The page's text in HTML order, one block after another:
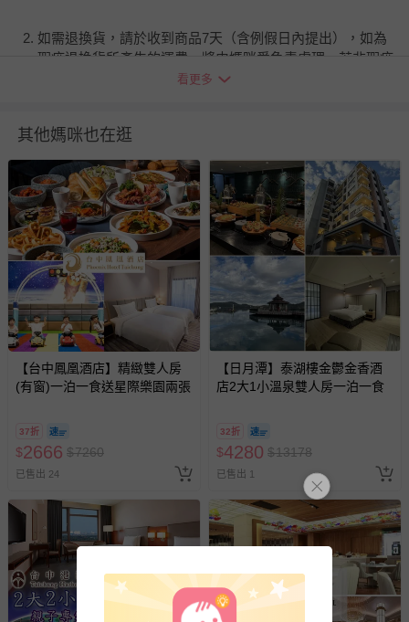
如需退換貨，請於收到商品7天（含例假日內提出），如為
瑕疵退換貨所產生的運費，將由媽咪愛負責處理，若非瑕疵
退貨，您可至『查詢訂單』>『已出貨』中查詢該筆訂單，
與服務，謝謝。
針對滿件折/滿額贈…等活動，如因部份退貨，而該訂單保
留商品未達活動門檻，將以原價計算，活動贈品亦需一併退
回。
部分商品依據消費者保護法的規定，不適用七天鑑賞期/猶
豫期範圍：
易於腐敗、保存期限較短或解約時即將逾期（例如生鮮
商品、食品等）。
客製化商品（例如客製生日書、姓名貼等）。
報紙、期刊或雜誌（惟書籍如經拆封、使用，則酌收整
經消費者拆封之影音商品或電腦軟體（例如 DVD、CD
等）。
非以有形媒介提供之數位內容或一經提供即為完成之線
上服務，經消費者事先同意始提供（例如線上課程、遊
戲或活動點數等）。
已拆封之以下類型商品：
-個人衛生用品（例如尿布、貼身衣物、泳裝、襪子、地
墊、寢具類等）。
-新生兒親膚衣物（嬰幼兒包巾與背巾、包屁衣、學習
看更多
其他媽咪也在逛
【台中鳳凰酒店】精緻雙人房
(有窗)一泊一食送星際樂園兩張
37折
$2666 $7260
已售出 24
【日月潭】泰湖樓金鬱金香酒
店2大1小溫泉雙人房一泊一食
32折
$4280 $13178
已售出 1